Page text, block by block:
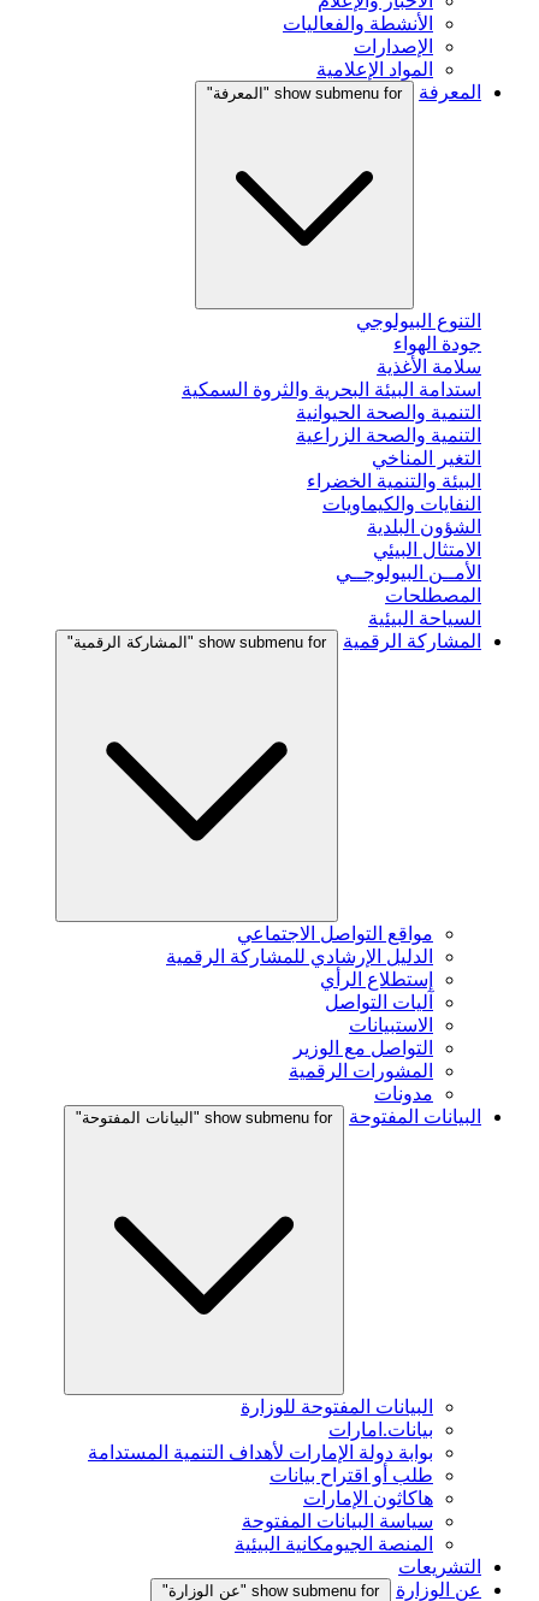
الأنشطة والفعاليات
الإصدارات
المواد الإعلامية
المعرفة
show submenu for "المعرفة"
التنوع البيولوجي
جودة الهواء
سلامة الأغذية
استدامة البيئة البحرية والثروة السمكية
التنمية والصحة الحيوانية
التنمية والصحة الزراعية
التغير المناخي
البيئة والتنمية الخضراء
النفايات والكيماويات
الشؤون البلدية
الامتثال البيئي
الأمــن البيولوجــي
المصطلحات
السياحة البيئية
المشاركة الرقمية
show submenu for "المشاركة الرقمية"
مواقع التواصل الاجتماعي
الدليل الإرشادي للمشاركة الرقمية
إستطلاع الرأي
آليات التواصل
الاستبيانات
التواصل مع الوزير
المشورات الرقمية
مدونات
البيانات المفتوحة
show submenu for "البيانات المفتوحة"
البيانات المفتوحة للوزارة
بيانات.امارات
بوابة دولة الإمارات لأهداف التنمية المستدامة
طلب أو اقتراح بيانات
هاكاثون الإمارات
سياسة البيانات المفتوحة
المنصة الجيومكانية البيئية
التشريعات
عن الوزارة
show submenu for "عن الوزارة"